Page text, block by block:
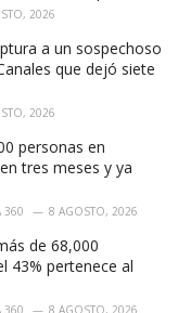
2026
a un sospechoso
que dejó siete
2026
personas en
tres meses y ya
360 8 AGOSTO, 2026
de 68,000
43% pertenece al
360 8 AGOSTO, 2026